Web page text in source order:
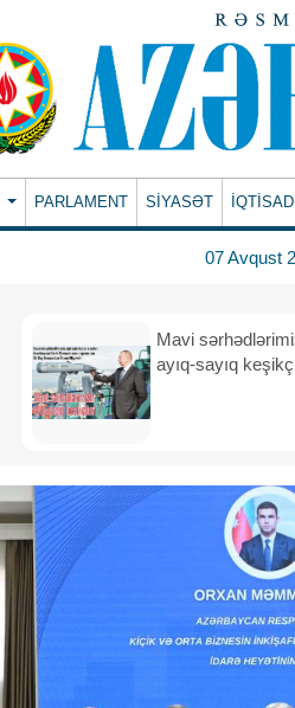
PARLAMENT SİYASƏT
07 Avqust
Mavi
ayıq-sayıq